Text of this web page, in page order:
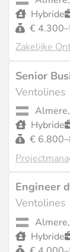
Hybride
€
Zakelijke
Senior
Ventolines
Hybride
€
Engineer
Ventolines
Hybride